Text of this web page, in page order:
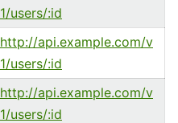
1/users/:id
http://api.example.com/v
1/users/:id
http://api.example.com/v
1/users/:id